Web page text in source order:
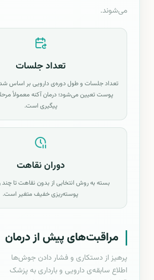
می‌شوند.
تعداد جلسات
تعداد جلسات و طول دوره‌ی دارویی بر اساس
پوست تعیین می‌شود؛ درمان آکنه معمولاً
پیگیری است.
دوران نقاهت
بسته به روش انتخابی از بدون نقاهت تا چند
پوسته‌ریزی خفیف متغیر است.
مراقبت‌های پیش از درمان
پرهیز از دستکاری و فشار دادن جوش‌ها
اطلاع سابقه‌ی دارویی و بارداری به پزشک